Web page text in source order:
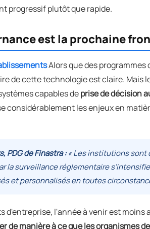
progressif plutôt que rapide.
est la prochaine
Alors que des programmes
de cette technologie est claire. Mais
capables deprise de décision
considérablement les enjeux en
PDG de Finastra :« Les institutions sont
la surveillance réglementaire
et personnalisés en toutes
d'entreprise, l'année à venir est moins
de manière à ce que les organismes